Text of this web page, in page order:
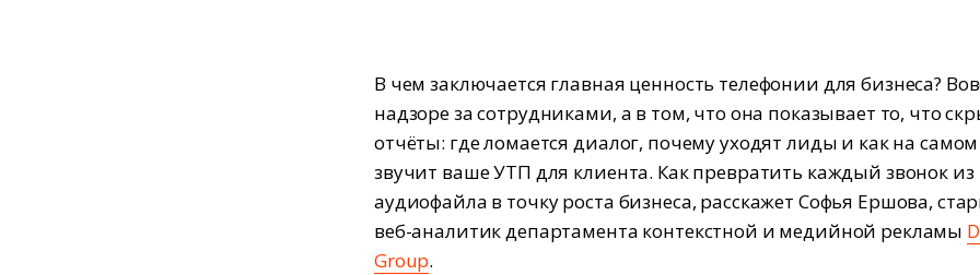
В чем заключается главная ценность телефонии для бизнеса?
надзоре за сотрудниками, а в том, что она показывает то, что
отчёты: где ломается диалог, почему уходят лиды и как на
звучит ваше УТП для клиента. Как превратить каждый звонок из
аудиофайла в точку роста бизнеса, расскажет Софья Ершова,
веб-аналитик департамента контекстной и медийной рекламы
Group.